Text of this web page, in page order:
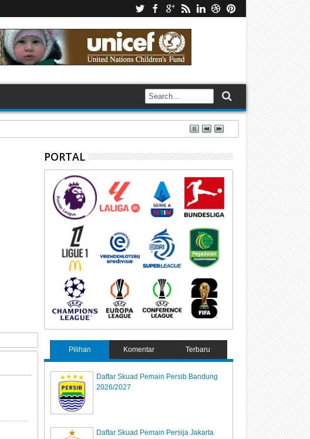
PORTAL
Pilihan Komentar Terbaru
Daftar Skuad Pemain Persib Bandung
2026/2027
Daftar Skuad Pemain Persija Jakarta